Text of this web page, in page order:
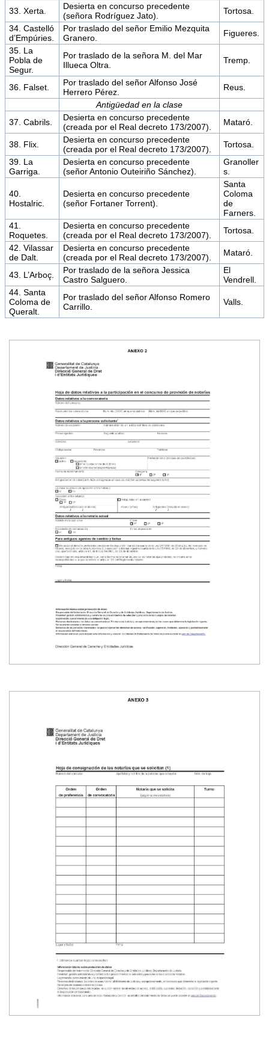
33. Xerta.
Desierta en concurso precedente
(señora Rodríguez Jato).
Tortosa.
34. Castelló
d’Empúries.
Por traslado del señor Emilio Mezquita
Granero.
Figueres.
35. La
Pobla de
Segur.
Por traslado de la señora M. del Mar
Illueca Oltra.
Tremp.
36. Falset.
Por traslado del señor Alfonso José
Herrero Pérez.
Reus.
Antigüedad en la clase
37. Cabrils.
Desierta en concurso precedente
(creada por el Real decreto 173/2007).
Mataró.
38. Flix.
Desierta en concurso precedente
(creada por el Real decreto 173/2007).
Tortosa.
39. La
Garriga.
Desierta en concurso precedente
(señor Antonio Outeiriño Sánchez).
Granoller
s.
40.
Hostalric.
Desierta en concurso precedente
(señor Fortaner Torrent).
Santa
Coloma
de
Farners.
41.
Roquetes.
Desierta en concurso precedente
(creada por el Real decreto 173/2007).
Tortosa.
42. Vilassar
de Dalt.
Desierta en concurso precedente
(creada por el Real decreto 173/2007).
Mataró.
43. L’Arboç.
Por traslado de la señora Jessica
Castro Salguero.
El
Vendrell.
44. Santa
Coloma de
Queralt.
Por traslado del señor Alfonso Romero
Carrillo.
Valls.